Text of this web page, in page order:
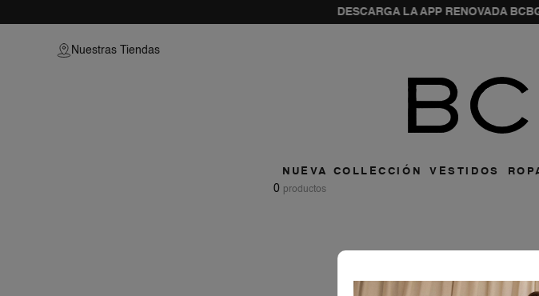
DESCARGA LA APP RENOVADA
Nuestras Tiendas
NUEVA COLLECCIÓN VESTIDOS
vamos a probar
0 productos